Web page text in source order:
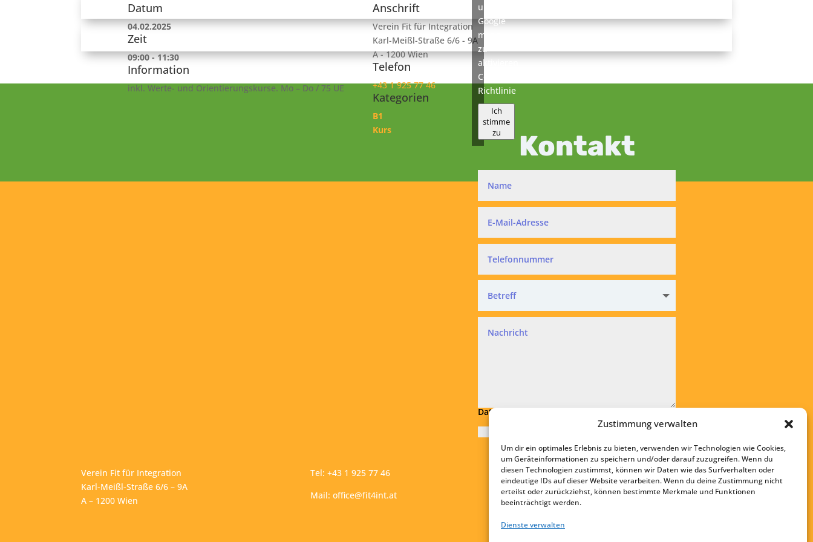
Zustimmung verwalten
Um dir ein optimales Erlebnis zu bieten, verwenden wir Technologien wie Cookies,
um Geräteinformationen zu speichern und/oder darauf zuzugreifen. Wenn du
diesen Technologien zustimmst, können wir Daten wie das Surfverhalten oder
eindeutige IDs auf dieser Website verarbeiten. Wenn du deine Zustimmung nicht
erteilst oder zurückziehst, können bestimmte Merkmale und Funktionen
beeinträchtigt werden.
Dienste verwalten
Datum
04.02.2025
Zeit
09:00 - 11:30
Information
inkl. Werte- und Orientierungskurse. Mo – Do / 75 UE
Anschrift
Verein Fit für Integration
Karl-Meißl-Straße 6/6 - 9A
A - 1200 Wien
Telefon
+43 1 925 77 46
Kategorien
B1
Kurs
um
Google
maps
zu
aktivieren
Cookie-
Richtlinie
Ich
stimme
zu
Kontakt
Datenschutz
Datenschutzvereinbarung
Absenden
Verein Fit für Integration
Karl-Meißl-Straße 6/6 – 9A
A – 1200 Wien
Tel: +43 1 925 77 46
Mail: office@fit4int.at
Startseite
Kontakt
Impressum
Datenschutz